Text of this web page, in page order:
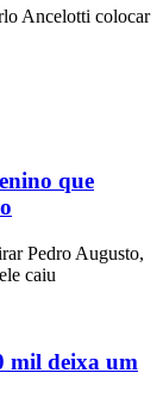
Ancelotti colocar
que
Pedro Augusto,
caiu
mil deixa um